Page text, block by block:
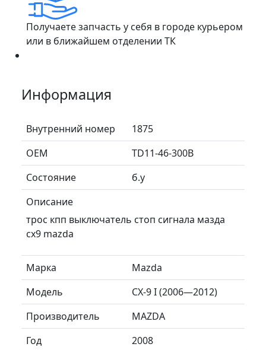
Получаете запчасть у себя в городе курьером
или в ближайшем отделении ТК
Информация
Внутренний номер
1875
ОЕМ
TD11-46-300B
Состояние
б.у
Описание
трос кпп выключатель стоп сигнала мазда
сх9 mazda
Марка
Mazda
Модель
CX-9 I (2006—2012)
Производитель
MAZDA
Год
2008